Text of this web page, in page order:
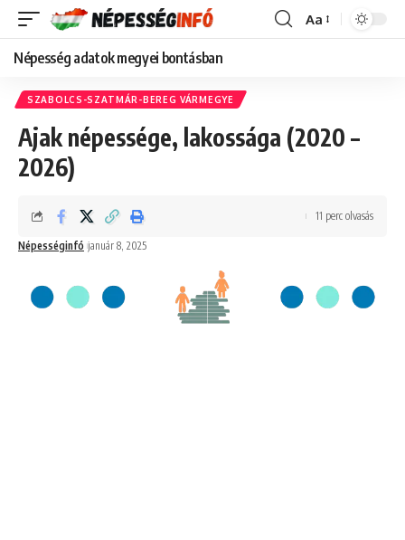
Font
Aa
Népesség adatok megyei bontásban
SZABOLCS-SZATMÁR-BEREG VÁRMEGYE
Ajak népessége, lakossága (2020 –
2026)
Népességinfó január 8, 2025
11 perc olvasás